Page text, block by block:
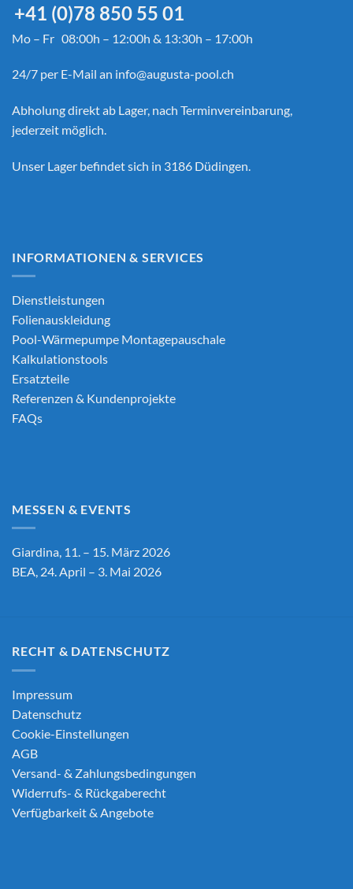
+41 (0)78 850 55 01
Mo – Fr 08:00h – 12:00h & 13:30h – 17:00h
24/7 per E-Mail an info@augusta-pool.ch
Abholung direkt ab Lager, nach Terminvereinbarung,
jederzeit möglich.
Unser Lager befindet sich in 3186 Düdingen.
INFORMATIONEN & SERVICES
Dienstleistungen
Folienauskleidung
Pool-Wärmepumpe Montagepauschale
Kalkulationstools
Ersatzteile
Referenzen & Kundenprojekte
FAQs
MESSEN & EVENTS
Giardina, 11. – 15. März 2026
BEA, 24. April – 3. Mai 2026
RECHT & DATENSCHUTZ
Impressum
Datenschutz
Cookie-Einstellungen
AGB
Versand- & Zahlungsbedingungen
Widerrufs- & Rückgaberecht
Verfügbarkeit & Angebote